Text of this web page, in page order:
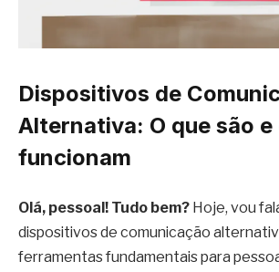
Dispositivos de
Alternativa: O que são e
funcionam
Olá, pessoal! Tudo bem? Hoje, vou
dispositivos de comunicação
ferramentas fundamentais para